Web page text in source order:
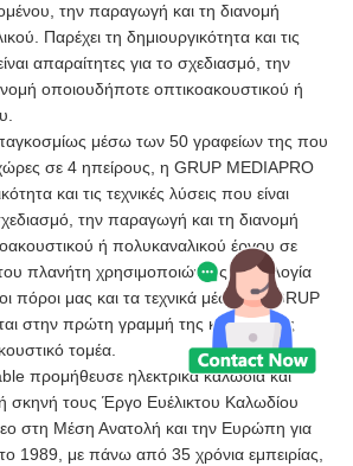
την παραγωγή και τη διανομή
Παρέχει τη δημιουργικότητα και τις
απαραίτητες για το σχεδιασμό, την
οποιουδήποτε οπτικοακουστικού ή
μέσω των 50 γραφείων της που
σε 4 ηπείρους, η GRUP MEDIAPRO
και τις τεχνικές λύσεις που είναι
την παραγωγή και τη διανομή
ή πολυκαναλικού έργου σε
πλανήτη χρησιμοποιώντας τεχνολογία
πόροι μας και τα τεχνικά μέσα της GRUP
στην πρώτη γραμμή της καινοτομίας
τομέα.
προμήθευσε ηλεκτρικά καλώδια και
σκηνή τους Έργο Ευέλικτου Καλωδίου
στη Μέση Ανατολή και την Ευρώπη για
1989, με πάνω από 35 χρόνια εμπειρίας,